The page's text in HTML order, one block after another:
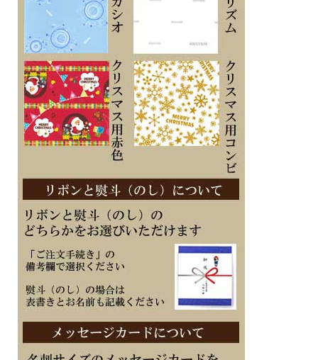
・12/24時間制表示切替
・針退避機能（針が液晶表示と重なって見づらいときは、針を液晶表示の上から一
時的に退避させることができます）
・曜日表示（英・西・仏・独・伊・露の6ヵ国語切替）
■メーカーの正規国内保証書付き（1年間保証）